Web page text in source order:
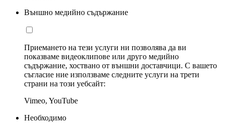
Външно медийно съдържание
Приемането на тези услуги ни позволява да ви
показваме видеоклипове или друго медийно
съдържание, хоствано от външни доставчици. С вашето
съгласие ние използваме следните услуги на трети
страни на този уебсайт:
Vimeo, YouTube
Необходимо